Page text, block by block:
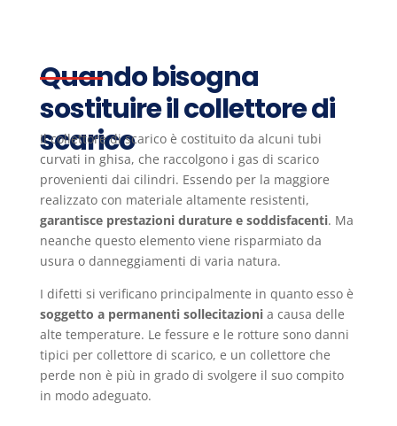
Quando bisogna
sostituire il collettore di
scarico
Il collettore di scarico è costituito da alcuni tubi
curvati in ghisa, che raccolgono i gas di scarico
provenienti dai cilindri. Essendo per la maggiore
realizzato con materiale altamente resistenti,
garantisce prestazioni durature e soddisfacenti. Ma
neanche questo elemento viene risparmiato da
usura o danneggiamenti di varia natura.
I difetti si verificano principalmente in quanto esso è
soggetto a permanenti sollecitazionia causa delle
alte temperature. Le fessure e le rotture sono danni
tipici per collettore di scarico, e un collettore che
perde non è più in grado di svolgere il suo compito
in modo adeguato.